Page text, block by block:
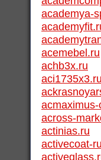
academya-
acemebel.ru
achb3x.ru
aci1735x3.ru
across-
actinias.ru
activecoat-